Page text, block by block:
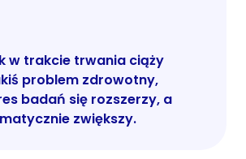
w trakcie trwania ciąży
problem zdrowotny,
badań się rozszerzy, a
zwiększy.